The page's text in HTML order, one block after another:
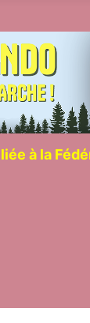
à la